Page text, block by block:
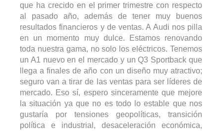
que ha crecido en el primer trimestre con respecto
al pasado año, además de tener muy buenos
resultados financieros y de ventas. A Audi nos pilla
en un momento muy dulce. Estamos renovando
toda nuestra gama, no solo los eléctricos. Tenemos
un A1 nuevo en el mercado y un Q3 Sportback que
llega a finales de año con un diseño muy atractivo;
seguro van a tirar de las ventas para ser líderes de
mercado. Eso sí, espero sinceramente que mejore
la situación ya que no es todo lo estable que nos
gustaría por tensiones geopolíticas, transición
política e industrial, desaceleración económica,